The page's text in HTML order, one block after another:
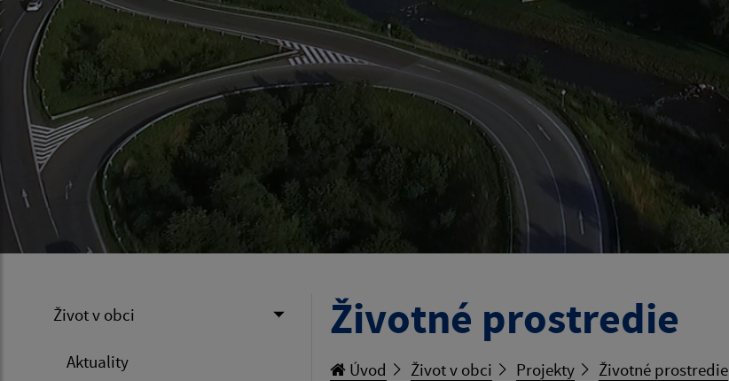
Život v obci
Aktuality
Životné prostredie
Úvod Život v obci Projekty Životné prostredie